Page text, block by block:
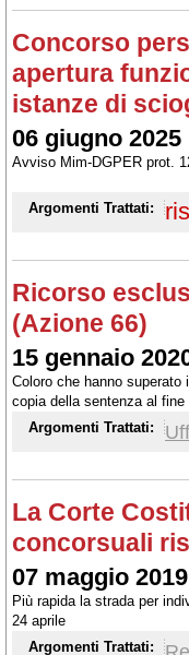
Concorso
apertura
istanze di
06 giugno 2025
Avviso Mim-DGPER prot.
Argomenti Trattati:
Ricorso
(Azione 66)
15 gennaio
Coloro che hanno
copia della sentenza al
Argomenti Trattati:
La Corte
concorsuali
07 maggio 2019
Più rapida la strada per
24 aprile
Argomenti Trattati: